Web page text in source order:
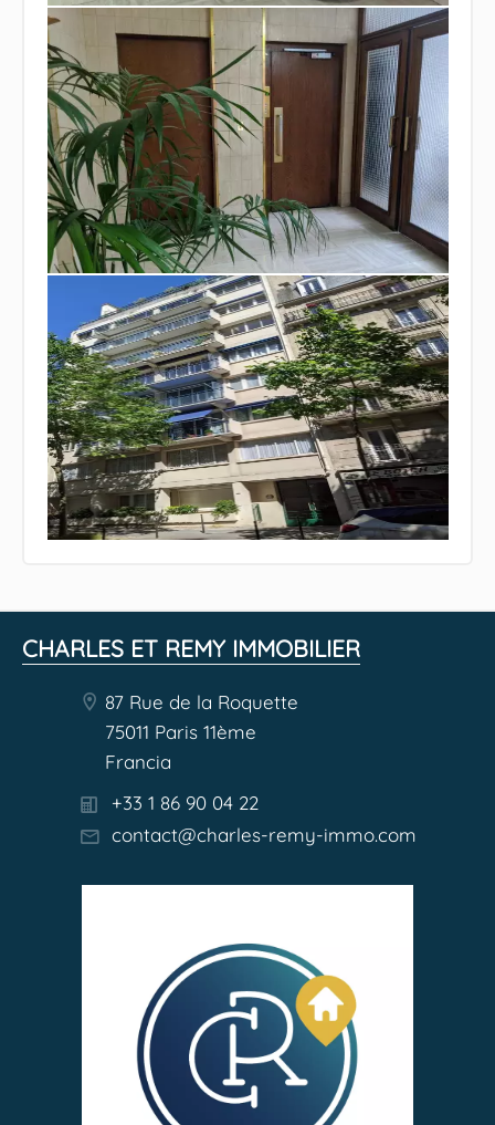
CHARLES ET REMY IMMOBILIER
87 Rue de la Roquette
75011 Paris 11ème
Francia
+33 1 86 90 04 22
contact@charles-remy-immo.com